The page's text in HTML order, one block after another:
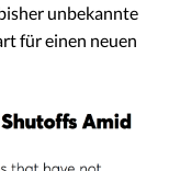
unbekannte
für einen neuen